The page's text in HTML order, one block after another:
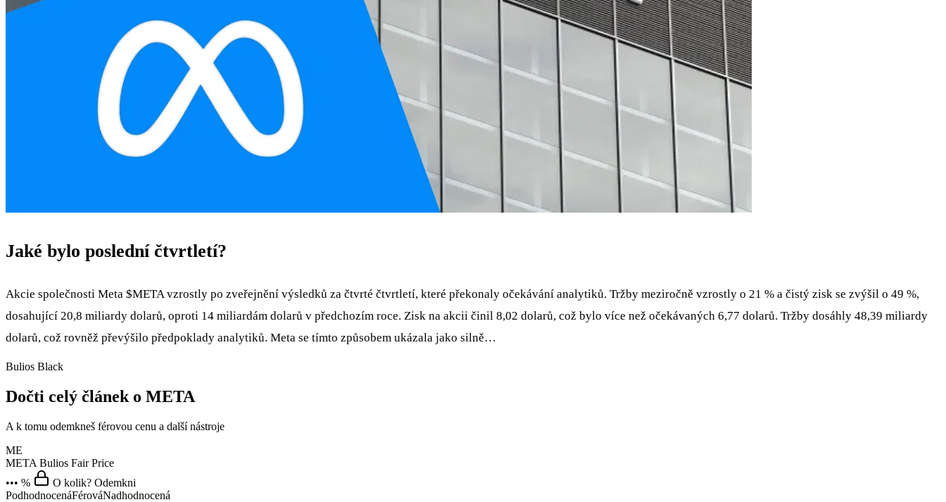
Jaké bylo poslední čtvrtletí?
Akcie společnosti Meta $META vzrostly po zveřejnění výsledků za čtvrté čtvrtletí, které překonaly očekávání analytiků. Tržby meziročně vzrostly o 21 % a čistý zisk se zvýšil o 49 %,
dosahující 20,8 miliardy dolarů, oproti 14 miliardám dolarů v předchozím roce. Zisk na akcii činil 8,02 dolarů, což bylo více než očekávaných 6,77 dolarů. Tržby dosáhly 48,39 miliardy
dolarů, což rovněž převýšilo předpoklady analytiků. Meta se tímto způsobem ukázala jako silně…
Bulios Black
Dočti celý článek o META
A k tomu odemkneš férovou cenu a další nástroje
ME
META Bulios Fair Price
••• %
O kolik? Odemkni
PodhodnocenáFérováNadhodnocená